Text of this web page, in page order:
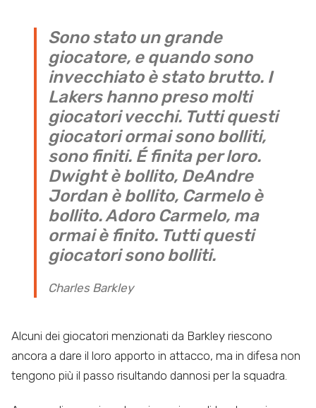
Sono stato un grande
giocatore, e quando sono
invecchiato è stato brutto. I
Lakers hanno preso molti
giocatori vecchi. Tutti questi
giocatori ormai sono bolliti,
sono finiti. É finita per loro.
Dwight è bollito, DeAndre
Jordan è bollito, Carmelo è
bollito. Adoro Carmelo, ma
ormai è finito. Tutti questi
giocatori sono bolliti.
Charles Barkley
Alcuni dei giocatori menzionati da Barkley riescono
ancora a dare il loro apporto in attacco, ma in difesa non
tengono più il passo risultando dannosi per la squadra.